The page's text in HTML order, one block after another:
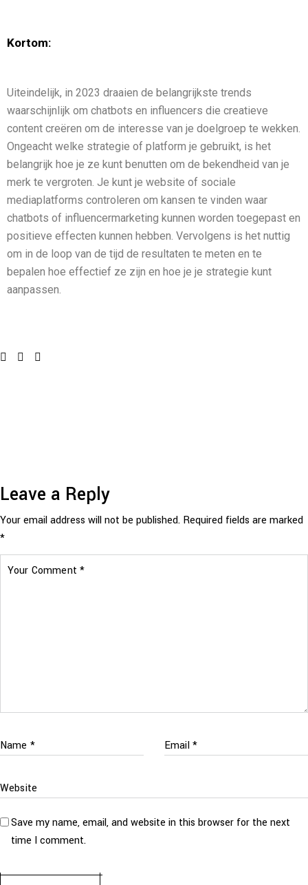
Kortom:
Uiteindelijk, in 2023 draaien de belangrijkste trends
waarschijnlijk om chatbots en influencers die creatieve
content creëren om de interesse van je doelgroep te wekken.
Ongeacht welke strategie of platform je gebruikt, is het
belangrijk hoe je ze kunt benutten om de bekendheid van je
merk te vergroten. Je kunt je website of sociale
mediaplatforms controleren om kansen te vinden waar
chatbots of influencermarketing kunnen worden toegepast en
positieve effecten kunnen hebben. Vervolgens is het nuttig
om in de loop van de tijd de resultaten te meten en te
bepalen hoe effectief ze zijn en hoe je je strategie kunt
aanpassen.
Leave a Reply
Your email address will not be published. Required fields are marked
*
Save my name, email, and website in this browser for the next
time I comment.